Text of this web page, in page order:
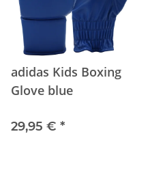
adidas Kids Boxing
Glove blue
29,95 € *